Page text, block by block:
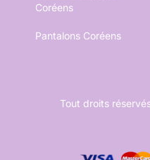
Coréens
Pantalons Coréens
Tout droits